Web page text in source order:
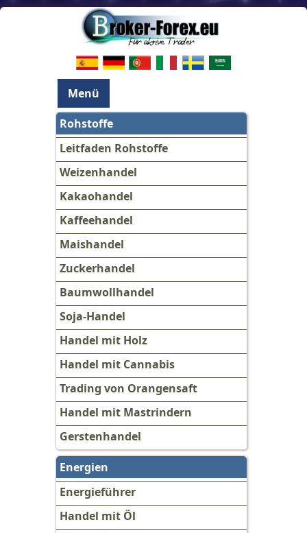
Menü
Rohstoffe
Leitfaden Rohstoffe
Weizenhandel
Kakaohandel
Kaffeehandel
Maishandel
Zuckerhandel
Baumwollhandel
Soja-Handel
Handel mit Holz
Handel mit Cannabis
Trading von Orangensaft
Handel mit Mastrindern
Gerstenhandel
Energien
Energieführer
Handel mit Öl